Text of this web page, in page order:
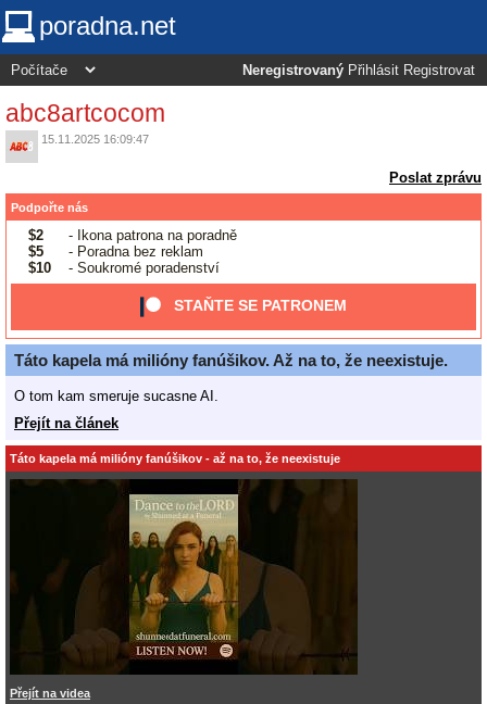
poradna.net
Neregistrovaný Přihlásit Registrovat
abc8artcocom
15.11.2025 16:09:47
Poslat zprávu
Podpořte nás
$2
- Ikona patrona na poradně
$5
- Poradna bez reklam
$10
- Soukromé poradenství
STAŇTE SE PATRONEM
Táto kapela má milióny fanúšikov. Až na to, že neexistuje.
O tom kam smeruje sucasne AI.
Přejít na článek
Táto kapela má milióny fanúšikov - až na to, že neexistuje
Přejít na videa